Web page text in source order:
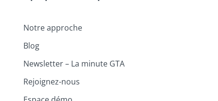
Notre approche
Blog
Newsletter – La minute GTA
Rejoignez-nous